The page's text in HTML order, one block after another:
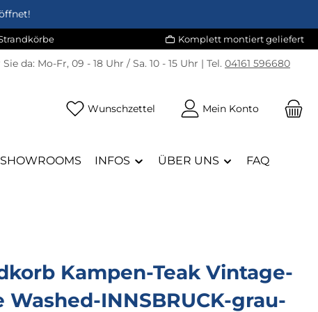
Komplett montiert geliefert
da: Mo-Fr, 09 - 18 Uhr / Sa. 10 - 15 Uhr | Tel. 04161 596680
Wunschzettel Du hast 0 Produkte auf dem
Mein Konto
SHOWROOMS INFOS ÜBER UNS FAQ
Kampen-Teak Vintage-
INNSBRUCK-grau-